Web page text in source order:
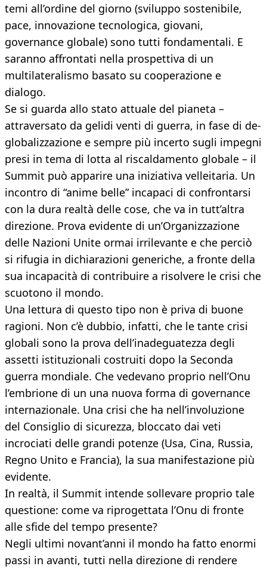
temi all’ordine del giorno (sviluppo sostenibile,
pace, innovazione tecnologica, giovani,
governance globale) sono tutti fondamentali. E
saranno affrontati nella prospettiva di un
multilateralismo basato su cooperazione e
dialogo.
Se si guarda allo stato attuale del pianeta –
attraversato da gelidi venti di guerra, in fase di de-
globalizzazione e sempre più incerto sugli impegni
presi in tema di lotta al riscaldamento globale – il
Summit può apparire una iniziativa velleitaria. Un
incontro di “anime belle” incapaci di confrontarsi
con la dura realtà delle cose, che va in tutt’altra
direzione. Prova evidente di un’Organizzazione
delle Nazioni Unite ormai irrilevante e che perciò
si rifugia in dichiarazioni generiche, a fronte della
sua incapacità di contribuire a risolvere le crisi che
scuotono il mondo.
Una lettura di questo tipo non è priva di buone
ragioni. Non c’è dubbio, infatti, che le tante crisi
globali sono la prova dell’inadeguatezza degli
assetti istituzionali costruiti dopo la Seconda
guerra mondiale. Che vedevano proprio nell’Onu
l’embrione di un una nuova forma di governance
internazionale. Una crisi che ha nell’involuzione
del Consiglio di sicurezza, bloccato dai veti
incrociati delle grandi potenze (Usa, Cina, Russia,
Regno Unito e Francia), la sua manifestazione più
evidente.
In realtà, il Summit intende sollevare proprio tale
questione: come va riprogettata l’Onu di fronte
alle sfide del tempo presente?
Negli ultimi novant’anni il mondo ha fatto enormi
passi in avanti, tutti nella direzione di rendere